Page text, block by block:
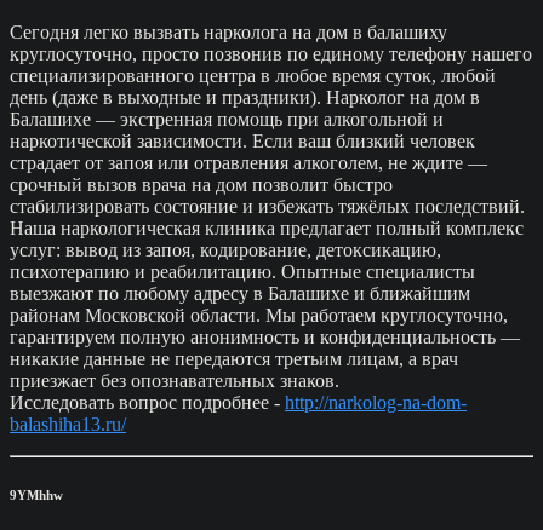
Сегодня легко вызвать нарколога на дом в балашиху
круглосуточно, просто позвонив по единому телефону нашего
специализированного центра в любое время суток, любой
день (даже в выходные и праздники). Нарколог на дом в
Балашихе — экстренная помощь при алкогольной и
наркотической зависимости. Если ваш близкий человек
страдает от запоя или отравления алкоголем, не ждите —
срочный вызов врача на дом позволит быстро
стабилизировать состояние и избежать тяжёлых последствий.
Наша наркологическая клиника предлагает полный комплекс
услуг: вывод из запоя, кодирование, детоксикацию,
психотерапию и реабилитацию. Опытные специалисты
выезжают по любому адресу в Балашихе и ближайшим
районам Московской области. Мы работаем круглосуточно,
гарантируем полную анонимность и конфиденциальность —
никакие данные не передаются третьим лицам, а врач
приезжает без опознавательных знаков.
Исследовать вопрос подробнее - http://narkolog-na-dom-
balashiha13.ru/
9YMhhw